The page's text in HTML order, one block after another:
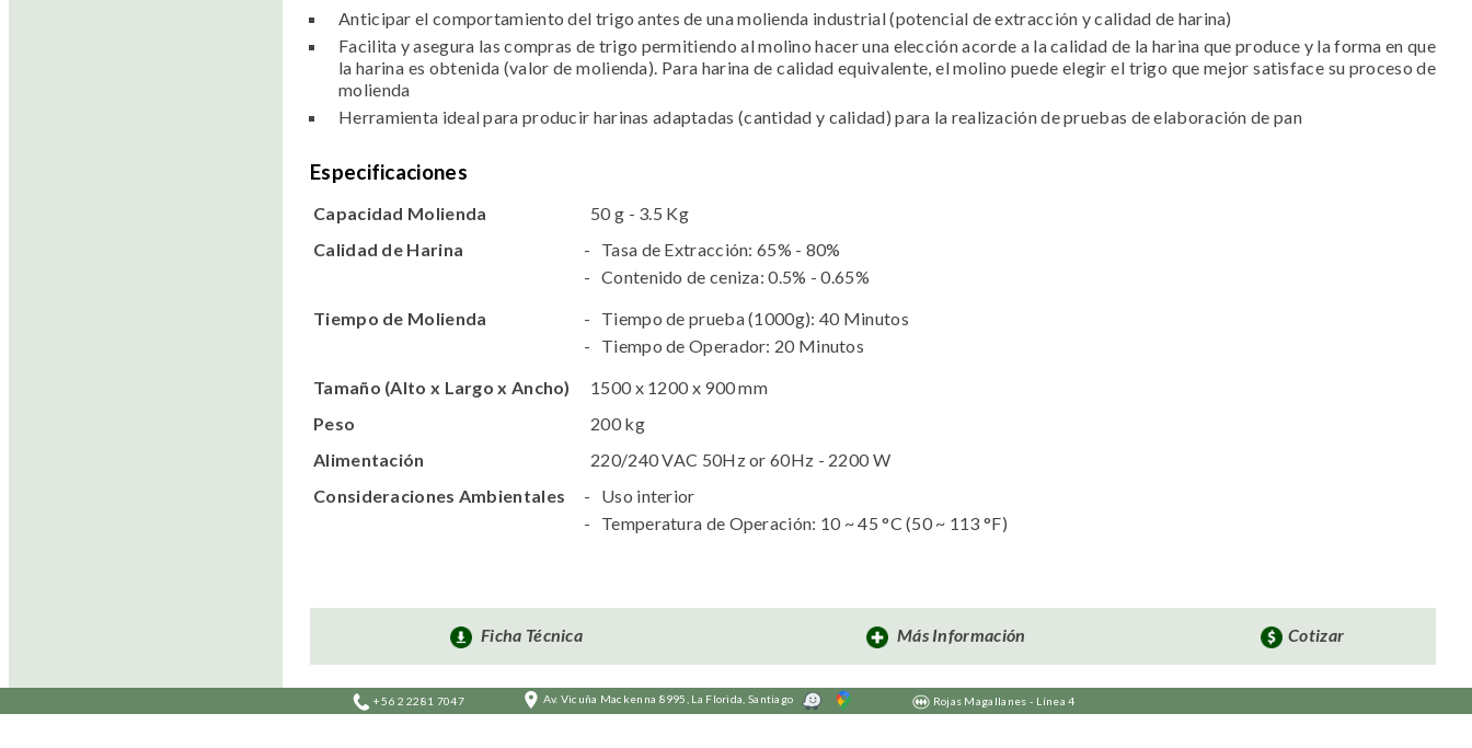
Anticipar el comportamiento del trigo antes de una molienda industrial (potencial de extracción y calidad de harina)
Facilita y asegura las compras de trigo permitiendo al molino hacer una elección acorde a la calidad de la harina que produce y la forma en que
la harina es obtenida (valor de molienda). Para harina de calidad equivalente, el molino puede elegir el trigo que mejor satisface su proceso de
molienda
Herramienta ideal para producir harinas adaptadas (cantidad y calidad) para la realización de pruebas de elaboración de pan
Especificaciones
Capacidad Molienda
50 g - 3.5 Kg
Calidad de Harina
Tasa de Extracción: 65% - 80%
Contenido de ceniza: 0.5% - 0.65%
Tiempo de Molienda
Tiempo de prueba (1000g): 40 Minutos
Tiempo de Operador: 20 Minutos
Tamaño (Alto x Largo x Ancho)
1500 x 1200 x 900 mm
Peso
200 kg
Alimentación
220/240 VAC 50Hz or 60Hz - 2200 W
Consideraciones Ambientales
Uso interior
Temperatura de Operación: 10 ~ 45 °C (50 ~ 113 °F)
Ficha Técnica Más Información Cotizar
+56 2 2281 7047 Av. Vicuña Mackenna 8995, La Florida, Santiago Rojas Magallanes - Línea 4